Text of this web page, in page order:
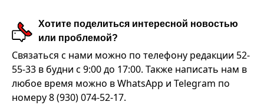
Хотите поделиться интересной новостью
или проблемой?
Связаться с нами можно по телефону редакции 52-
55-33 в будни с 9:00 до 17:00. Также написать нам в
любое время можно в WhatsApp и Telegram по
номеру 8 (930) 074-52-17.